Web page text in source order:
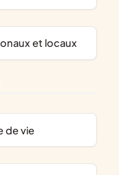
et locaux
de vie